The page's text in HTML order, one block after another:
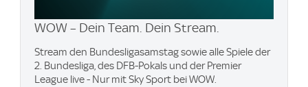
WOW – Dein Team. Dein Stream.
Stream den Bundesligasamstag sowie alle Spiele der
2. Bundesliga, des DFB-Pokals und der Premier
League live - Nur mit Sky Sport bei WOW.